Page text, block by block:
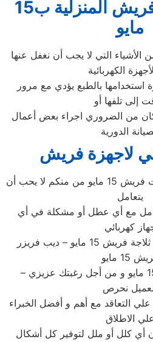
المنزلية ب15
مايو
الأشياء التي لا يجب أن نغفل عنها
الكهربائية
إلى تلفها أو
الدورية
لاجهزة فريش
الدعم الفني لصيانه ثلاجات فريش 15 مايو من منكم لا يحب أن
يتعامل
كهربائي
15 مايو
– غسالة صحون فريش 15 مايو و من أجل رغبتك عزيزي
نحرص
فريش 15 مايو علي التعاقد مع أهم و أفضل الخبراء
علي الاطلاق